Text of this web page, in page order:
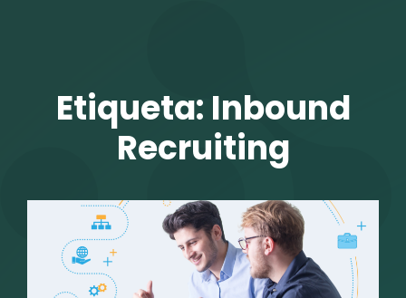
Etiqueta: Inbound
Recruiting